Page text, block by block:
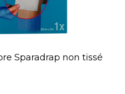
Sparadrap non tissé